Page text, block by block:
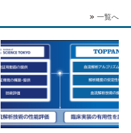
一覧へ